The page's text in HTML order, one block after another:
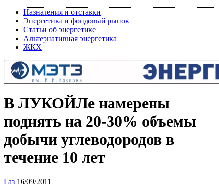
Назначения и отставки
Энергетика и фондовый рынок
Статьи об энергетике
Альтернативная энергетика
ЖКХ
В ЛУКОЙЛе намерены
поднять на 20-30% объемы
добычи углеводородов в
течение 10 лет
Газ 16/09/2011